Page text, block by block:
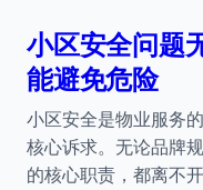
小区安全问题
能避免危险
小区安全是物业服务
核心诉求。无论品牌
的核心职责，都离不